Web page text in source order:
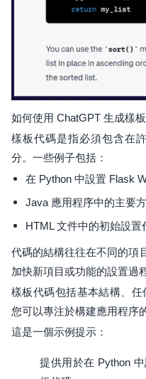
如何使用 ChatGPT 生成樣
樣板代碼是指必須包含在
分。一些例子包括：
在 Python 中設置 Flask
Java 應用程序中的主要
HTML 文件中的初始設置
代碼的結構往往在不同的項
加快新項目或功能的設置過程
樣板代碼包括基本結構、
您可以專注於構建應用程序
這是一個示例提示：
提供用於在 Python